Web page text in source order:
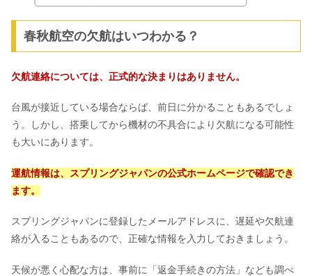
春秋航空の欠航はいつわかる？
欠航連絡については、正式的な決まりはありません。
台風が接近している場合ならば、前日に分かることもあるでしょ
う。しかし、搭乗してから機材の不具合により欠航になる可能性
も大いにあります。
運航情報は、スプリングジャパンの公式ホームページで確認でき
ます。
スプリングジャパンに登録したメールアドレスに、遅延や欠航連
絡が入ることもあるので、正確な情報を入力しておきましょう。
天候が悪く心配な方は、事前に「返金手続きの方法」なども調べ